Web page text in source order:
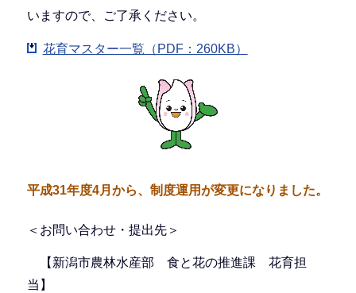
いますので、ご了承ください。
花育マスター一覧（PDF：260KB）
平成31年度4月から、制度運用が変更になりました。
＜お問い合わせ・提出先＞
【新潟市農林水産部 食と花の推進課 花育担
当】